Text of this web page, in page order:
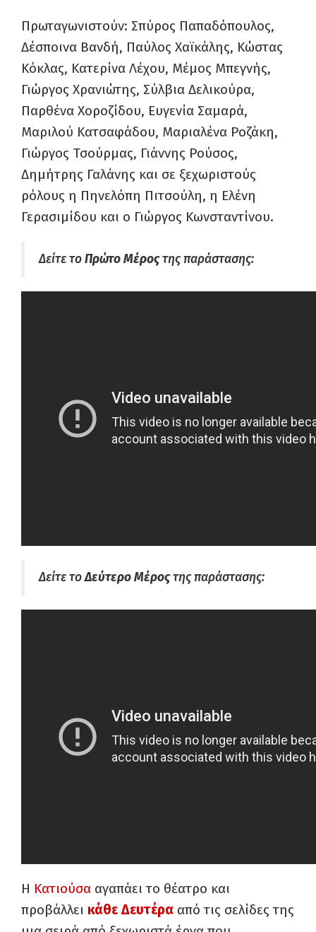
Πρωταγωνιστούν: Σπύρος Παπαδόπουλος,
Δέσποινα Βανδή, Παύλος Χαϊκάλης, Κώστας
Κόκλας, Κατερίνα Λέχου, Μέμος Μπεγνής,
Γιώργος Χρανιώτης, Σύλβια Δελικούρα,
Παρθένα Χοροζίδου, Ευγενία Σαμαρά,
Μαριλού Κατσαφάδου, Μαριαλένα Ροζάκη,
Γιώργος Τσούρμας, Γιάννης Ρούσος,
Δημήτρης Γαλάνης και σε ξεχωριστούς
ρόλους η Πηνελόπη Πιτσούλη, η Ελένη
Γερασιμίδου και ο Γιώργος Κωνσταντίνου.
Δείτε τοΠρώτο Μέροςτης παράστασης:
Δείτε τοΔεύτερο Μέροςτης παράστασης:
Η Κατιούσα αγαπάει το θέατρο και
προβάλλει κάθε Δευτέρα από τις σελίδες της